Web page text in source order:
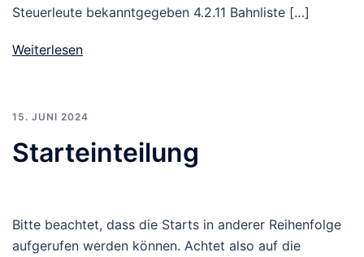
Steuerleute bekanntgegeben 4.2.11 Bahnliste […]
Weiterlesen
15. JUNI 2024
Starteinteilung
Bitte beachtet, dass die Starts in anderer Reihenfolge
aufgerufen werden können. Achtet also auf die